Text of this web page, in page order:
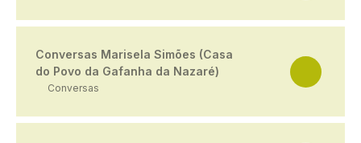
Conversas Marisela Simões (Casa
do Povo da Gafanha da Nazaré)
Conversas